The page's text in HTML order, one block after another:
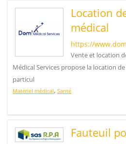
Location
médical
https://
Vente et location
Médical Services propose la location
particul
Matériel médical, Santé
Fauteuil